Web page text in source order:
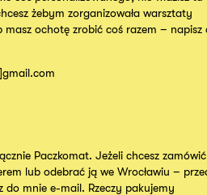
żebym zorganizowała warsztaty
masz ochotę zrobić coś razem – napisz
Paczkomat. Jeżeli chcesz zamówić
lub odebrać ją we Wrocławiu –
do mnie e-mail. Rzeczy pakujemy